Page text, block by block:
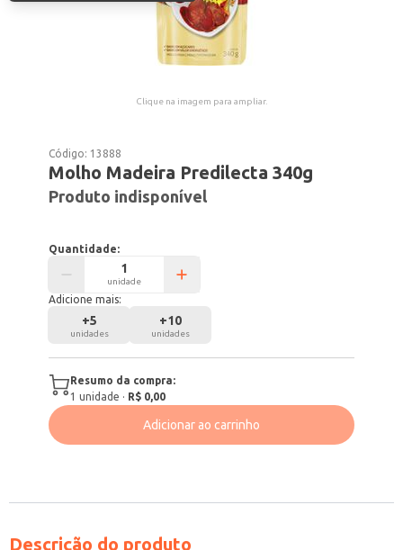
Clique na imagem para ampliar.
Código: 13888
Molho Madeira Predilecta 340g
Produto indisponível
Quantidade:
unidade
Adicione mais:
+5
unidades
+10
unidades
Resumo da compra:
1 unidade · R$ 0,00
Adicionar ao carrinho
Descrição do produto